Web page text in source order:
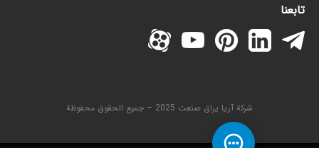
تابعنا
شركة آريا يراق صنعت 2025 – جميع الحقوق محفوظة